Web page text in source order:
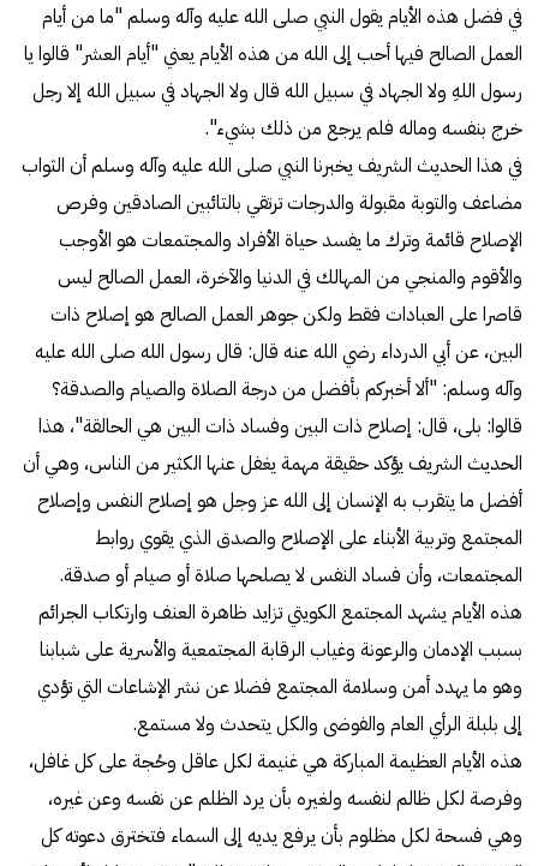
في فضل هذه الأيام يقول النبي صلى الله عليه وآله وسلم "ما من أيام
العمل الصالح فيها أحب إلى الله من هذه الأيام يعني "أيام العشر" قالوا يا
رسول اللهِ ولا الجهاد في سبيل الله قال ولا الجهاد في سبيل الله إلا رجل
خرج بنفسه وماله فلم يرجع من ذلك بشيء".
في هذا الحديث الشريف يخبرنا النبي صلى الله عليه وآله وسلم أن الثواب
مضاعف والتوبة مقبولة والدرجات ترتقي بالتائبين الصادقين وفرص
الإصلاح قائمة وترك ما يفسد حياة الأفراد والمجتمعات هو الأوجب
والأقوم والمنجي من المهالك في الدنيا والآخرة، العمل الصالح ليس
قاصرا على العبادات فقط ولكن جوهر العمل الصالح هو إصلاح ذات
البين، عن أبي الدرداء رضي الله عنه قال: قال رسول الله صلى الله عليه
وآله وسلم: "ألا أخبركم بأفضل من درجة الصلاة والصيام والصدقة؟
قالوا: بلى، قال: إصلاح ذات البين وفساد ذات البين هي الحالقة"، هذا
الحديث الشريف يؤكد حقيقة مهمة يغفل عنها الكثير من الناس، وهي أن
أفضل ما يتقرب به الإنسان إلى الله عز وجل هو إصلاح النفس وإصلاح
المجتمع وتربية الأبناء على الإصلاح والصدق الذي يقوي روابط
المجتمعات، وأن فساد النفس لا يصلحها صلاة أو صيام أو صدقة.
هذه الأيام يشهد المجتمع الكويتي تزايد ظاهرة العنف وارتكاب الجرائم
بسبب الإدمان والرعونة وغياب الرقابة المجتمعية والأسرية على شبابنا
وهو ما يهدد أمن وسلامة المجتمع فضلا عن نشر الإشاعات التي تؤدي
إلى بلبلة الرأي العام والفوضى والكل يتحدث ولا مستمع.
هذه الأيام العظيمة المباركة هي غنيمة لكل عاقل وحُجة على كل غافل،
وفرصة لكل ظالم لنفسه ولغيره بأن يرد الظلم عن نفسه وعن غيره،
وهي فسحة لكل مظلوم بأن يرفع يديه إلى السماء فتخترق دعوته كل